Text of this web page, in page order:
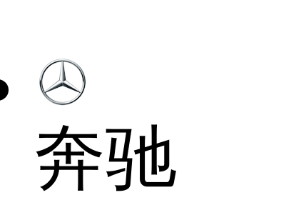
奔驰